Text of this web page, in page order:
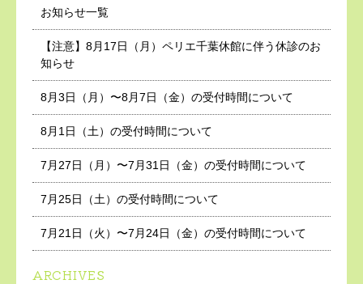
お知らせ一覧
【注意】8月17日（月）ペリエ千葉休館に伴う休診のお
知らせ
8月3日（月）〜8月7日（金）の受付時間について
8月1日（土）の受付時間について
7月27日（月）〜7月31日（金）の受付時間について
7月25日（土）の受付時間について
7月21日（火）〜7月24日（金）の受付時間について
ARCHIVES